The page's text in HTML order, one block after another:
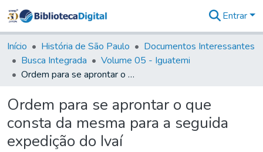
&
Coleções
Tudo na
Biblioteca
Estatísticas
Entrar
Início História de São Paulo
Documentos Interessantes
Busca Integrada
Volume 05 - Iguatemi
Ordem para se aprontar o que consta da mesma para a seguida expedição do Ivaí
Ordem para se aprontar o que
consta da mesma para a seguida
expedição do Ivaí